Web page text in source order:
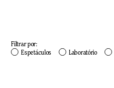
Filtrar por:
Espetáculos
Laboratório